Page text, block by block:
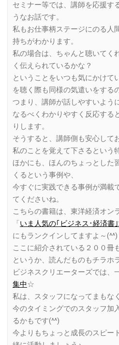
セミナー等では、講師を応援す
うなお話です。
私もお仕事柄ステージにのる人
持ちがわかります。
私の場合は、ちゃんと聴いてく
く伝えられているかな？
ということをいつも気にかけて
を聴く際も同様の気遣いをする
つまり、講師が話しやすいよう
なるべくわかりやすく反応する
りします。
そうすると、講師側も安心して
私のことを覚えて下さるという
ほかにも、ほんのちょっとした
くるという事例や、
今すぐに実践できる事例が満載
てくださいね。
こちらの書籍は、東洋経済オン
「 いま人気の｢ビジネス･経済書
にもランクインしてますよ～(^^)
ここに紹介されている２００冊
というか、読んだものもチラホ
ビジネスクリエーターズでは、
集中☆
私は、スタッフになってまもな
今のタイミングでのスタッフ加
るかもです(^^)
今よりもちょっと成長のスピー